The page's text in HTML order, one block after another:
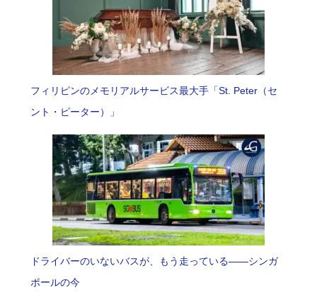
フィリピンのメモリアルサービス最大手「St. Peter（セ
ント・ピーター）」
ドライバーのいないバスが、もう走っている――シンガ
ポールの今